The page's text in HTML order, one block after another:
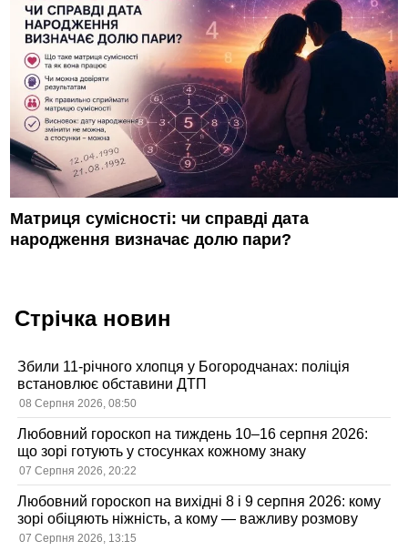
Матриця сумісності: чи справді дата
народження визначає долю пари?
Стрічка новин
Збили 11-річного хлопця у Богородчанах: поліція
встановлює обставини ДТП
08 Серпня 2026, 08:50
Любовний гороскоп на тиждень 10–16 серпня 2026:
що зорі готують у стосунках кожному знаку
07 Серпня 2026, 20:22
Любовний гороскоп на вихідні 8 і 9 серпня 2026: кому
зорі обіцяють ніжність, а кому — важливу розмову
07 Серпня 2026, 13:15